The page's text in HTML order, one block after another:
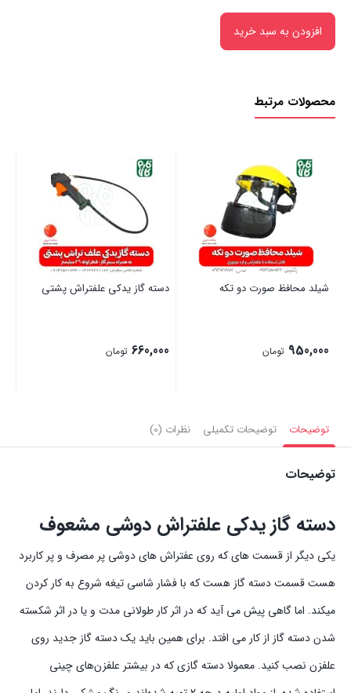
افزودن به سبد خرید
محصولات مرتبط
شیلد محافظ صورت دو تکه
950,000 تومان
دسته گاز یدکی علفتراش پشتی
660,000 تومان
توضیحات توضیحات تکمیلی نظرات (0)
توضیحات
دسته گاز یدکی علفتراش دوشی مشعوف
یکی دیگر از قسمت های که روی عفتراش های دوشی پر مصرف و پر کاربرد
هست قسمت دسته گاز هست که با فشار شاسی تیغه شروع به کار کردن
میکند. اما گاهی پیش می آید که در اثر کار طولانی مدت و یا در اثر شکسته
شدن دسته گاز از کار می افتد. برای همین باید یک دسته گاز جدید روی
علفزن نصب کنید. معمولا دسته گازی که در بیشتر علفزن‌های چینی